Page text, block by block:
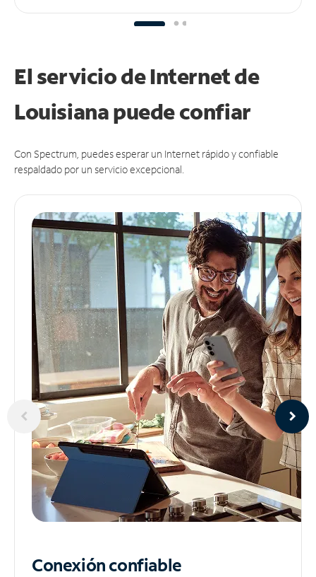
El servicio de Internet de
Louisiana puedeconfiar
Con Spectrum, puedes esperar un Internet rápido y confiable
respaldado por un servicio excepcional.
Conexión confiable